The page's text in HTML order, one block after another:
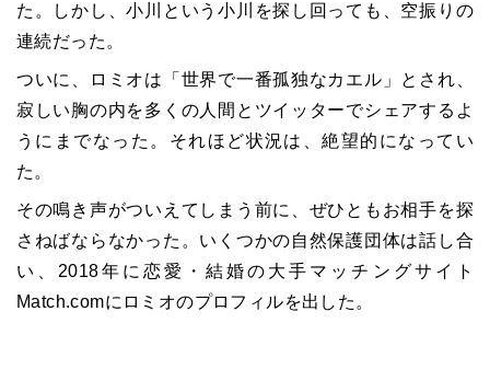
た。しかし、小川という小川を探し回っても、空振りの
連続だった。
ついに、ロミオは「世界で一番孤独なカエル」とされ、
寂しい胸の内を多くの人間とツイッターでシェアするよ
うにまでなった。それほど状況は、絶望的になってい
た。
その鳴き声がついえてしまう前に、ぜひともお相手を探
さねばならなかった。いくつかの自然保護団体は話し合
い、2018年に恋愛・結婚の大手マッチングサイト
Match.comにロミオのプロフィルを出した。